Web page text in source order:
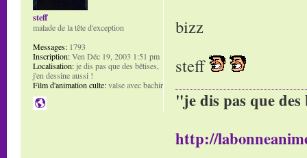
bizz
steff
"je dis pas que
http://
steff
malade de la tête d'exception
Messages: 1793
Inscription:Ven Déc 19, 2003 1:51 pm
Localisation:je dis pas que des bêtises,
j'en dessine aussi !
Film d'animation culte:valse avec bachir